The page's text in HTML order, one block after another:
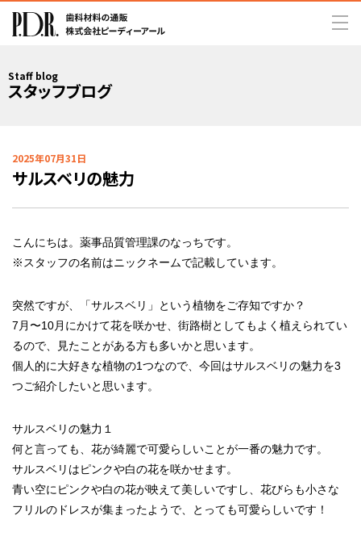
Staff blog
スタッフブログ
2025年07月31日
サルスベリの魅力
こんにちは。薬事品質管理課のなっちです。
※スタッフの名前はニックネームで記載しています。
突然ですが、「サルスベリ」という植物をご存知ですか？
7月〜10月にかけて花を咲かせ、街路樹としてもよく植えられてい
るので、見たことがある方も多いかと思います。
個人的に大好きな植物の1つなので、今回はサルスベリの魅力を3
つご紹介したいと思います。
サルスベリの魅力１
何と言っても、花が綺麗で可愛らしいことが一番の魅力です。
サルスベリはピンクや白の花を咲かせます。
青い空にピンクや白の花が映えて美しいですし、花びらも小さな
フリルのドレスが集まったようで、とっても可愛らしいです！